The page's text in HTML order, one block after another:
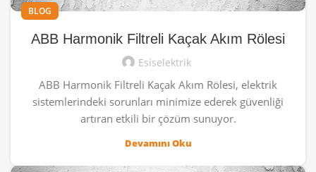
BLOG
ABB Harmonik Filtreli Kaçak Akım Rölesi
Esiselektrik
ABB Harmonik Filtreli Kaçak Akım Rölesi, elektrik
sistemlerindeki sorunları minimize ederek güvenliği
artıran etkili bir çözüm sunuyor.
Devamını Oku